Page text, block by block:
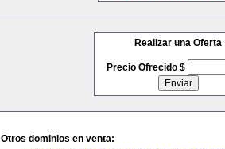
Realizar una Oferta
Precio Ofrecido $
Otros dominios en venta: